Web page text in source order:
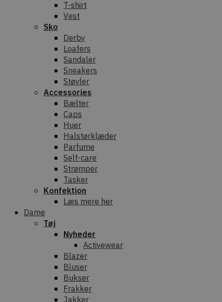
T-shirt
Vest
Sko
Derby
Loafers
Sandaler
Sneakers
Støvler
Accessories
Bælter
Caps
Huer
Halstørklæder
Parfume
Self-care
Strømper
Tasker
Konfektion
Læs mere her
Dame
Tøj
Nyheder
Activewear
Blazer
Bluser
Bukser
Frakker
Jakker